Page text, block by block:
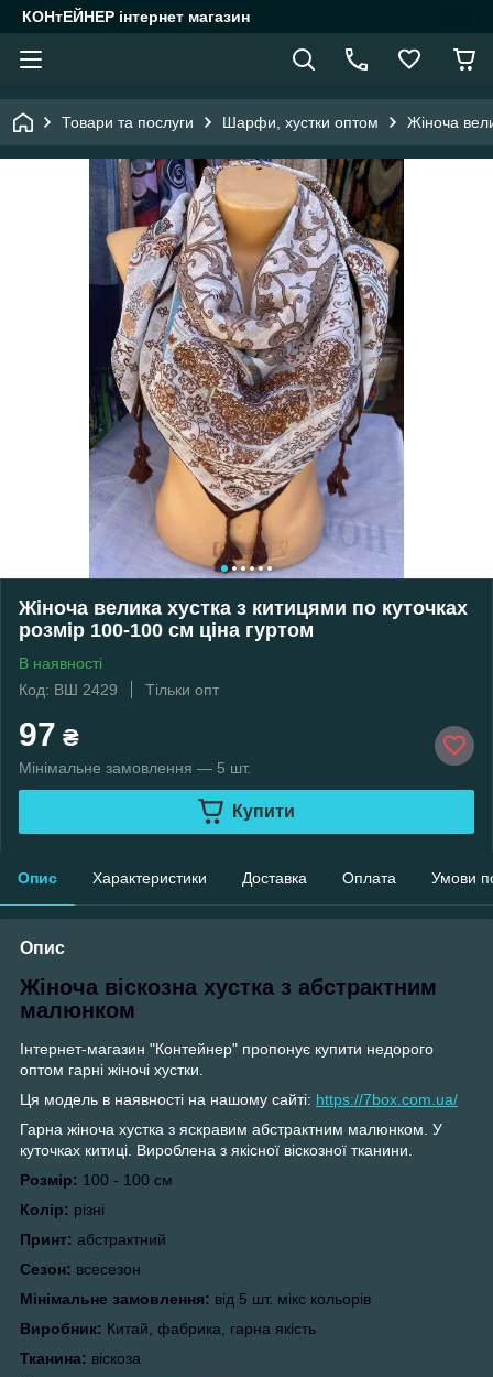
КОНтЕЙНЕР інтернет магазин
Товари та послуги Шарфи, хустки оптом Жіноча
Жіноча велика хустка з китицями по куточках
розмір 100-100 см ціна гуртом
В наявності
Код: ВШ 2429
Тільки опт
97 ₴
Мінімальне замовлення — 5 шт.
Купити
Опис Характеристики Доставка Оплата Умови
Опис
Жіноча віскозна хустка з абстрактним
малюнком
Інтернет-магазин "Контейнер" пропонує купити недорого
оптом гарні жіночі хустки.
Ця модель в наявності на нашому сайті: https://7box.com.ua/
Гарна жіноча хустка з яскравим абстрактним малюнком. У
куточках китиці. Вироблена з якісної віскозної тканини.
Розмір: 100 - 100 см
Колір: різні
Принт: абстрактний
Сезон: всесезон
Мінімальне замовлення: від 5 шт. мікс кольорів
Виробник: Китай, фабрика, гарна якість
Тканина: віскоза